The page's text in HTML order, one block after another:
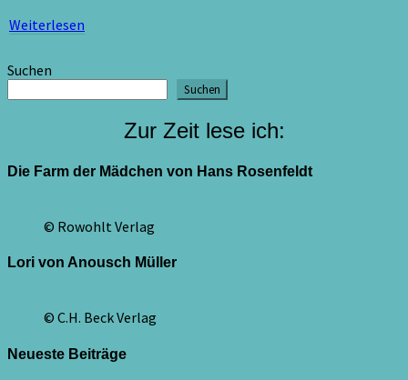
Weiterlesen
Suchen
Suchen
Zur Zeit lese ich:
Die Farm der Mädchen von Hans Rosenfeldt
© Rowohlt Verlag
Lori von Anousch Müller
© C.H. Beck Verlag
Neueste Beiträge